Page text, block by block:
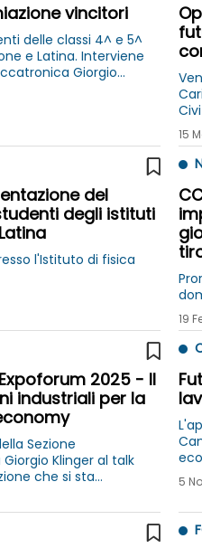
vincitori
delle classi 4^ e 5^
e Latina. Interviene
Giorgio
15
degli istituti
l'Istituto di fisica
19
2025 - Il
industriali per la
Sezione
Klinger al talk
che si sta
10 al 12 dicembre
5